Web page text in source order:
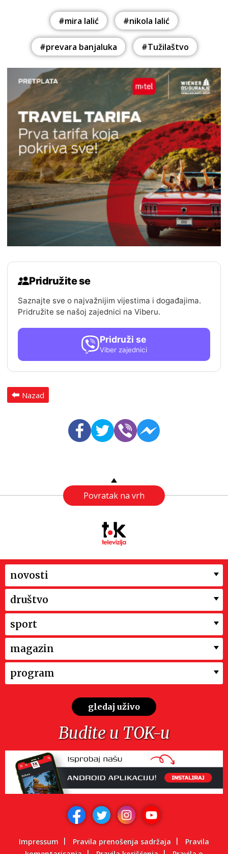
#mira lalić #nikola lalić
#prevara banjaluka #Tužilaštvo
Pridružite se
Saznajte sve o najvažnijim vijestima i događajima.
Pridružite se našoj zajednici na Viberu.
Pridruži se
Viber zajednici
Nazad
Povratak na vrh
novosti
društvo
sport
magazin
program
gledaj uživo
Budite u TOK-u
Impressum Pravila prenošenja sadržaja
Pravila